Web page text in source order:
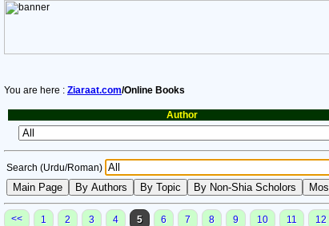
You are here : Ziaraat.com/Online Books
Author
Search (Urdu/Roman)
<< 1 2 3 4 5 6 7 8 9 10 11 12